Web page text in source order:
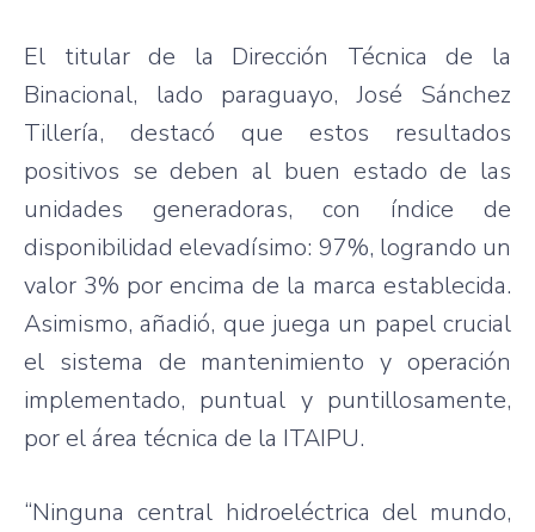
El titular de la Dirección Técnica de la
Binacional, lado paraguayo, José Sánchez
Tillería, destacó que estos resultados
positivos se deben al buen estado de las
unidades generadoras, con índice de
disponibilidad elevadísimo: 97%, logrando un
valor 3% por encima de la marca establecida.
Asimismo, añadió, que juega un papel crucial
el sistema de mantenimiento y operación
implementado, puntual y puntillosamente,
por el área técnica de la ITAIPU.
“Ninguna central hidroeléctrica del mundo,